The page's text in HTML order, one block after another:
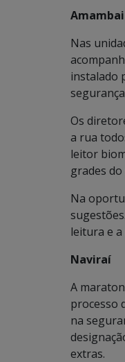
Amambai
Nas
instalado
Os
a rua
leitor
grades
Na
leitura e
Naviraí
A
processo
na
extras.